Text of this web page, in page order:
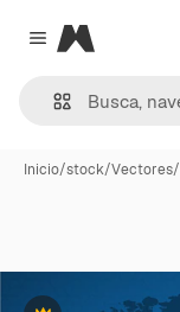
Close menu
Magnific
Inicio/stock/Vectores/